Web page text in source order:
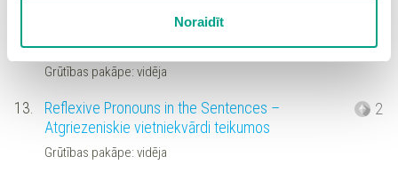
sīkdatņu politikuun ir iespēja atsaukt savu
piekrišanu sadaļā “Sīkdatņu iestatījumi”.
Noraidīt
Mixed letters, Reflexive Pronouns – Sajaukti burti,
atgriezeniskie vietniekvārdi
Grūtības pakāpe: vidēja
13.
Reflexive Pronouns in the Sentences –
Atgriezeniskie vietniekvārdi teikumos
Grūtības pakāpe: vidēja
2